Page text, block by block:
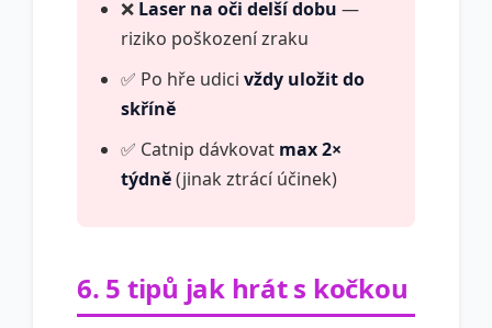
❌ Laser na oči delší dobu —
riziko poškození zraku
✅ Po hře udici vždy uložit do
skříně
✅ Catnip dávkovat max 2×
týdně(jinak ztrácí účinek)
6. 5 tipů jak hrát s kočkou